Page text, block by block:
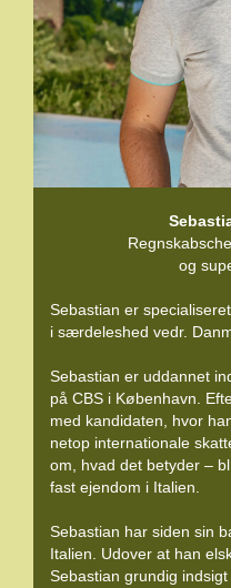
og
Sebastian er
i særdeleshed vedr.
Sebastian er uddannet
på CBS i København.
med kandidaten, hvor
netop internationale
om, hvad det betyder –
fast ejendom i Italien.
Sebastian har siden sin
Italien. Udover at han
Sebastian grundig